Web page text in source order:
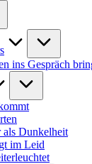
ins Gespräch
als Dunkelheit
im Leid